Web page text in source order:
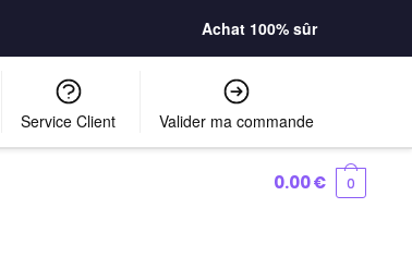
Achat 100% sûr
Service Client Valider ma commande
0.00€ 0